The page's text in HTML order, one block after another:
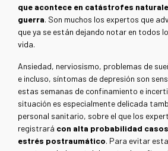
que acontece en catástrofes
guerra. Son muchos los expertos que
que ya se están dejando notar en todos
vida.
Ansiedad, nerviosismo, problemas de
e incluso, síntomas de depresión son
estas semanas de confinamiento e
situación es especialmente delicada
personal sanitario, sobre el que los
registrará con alta probabilidad
estrés postraumático. Para evitar